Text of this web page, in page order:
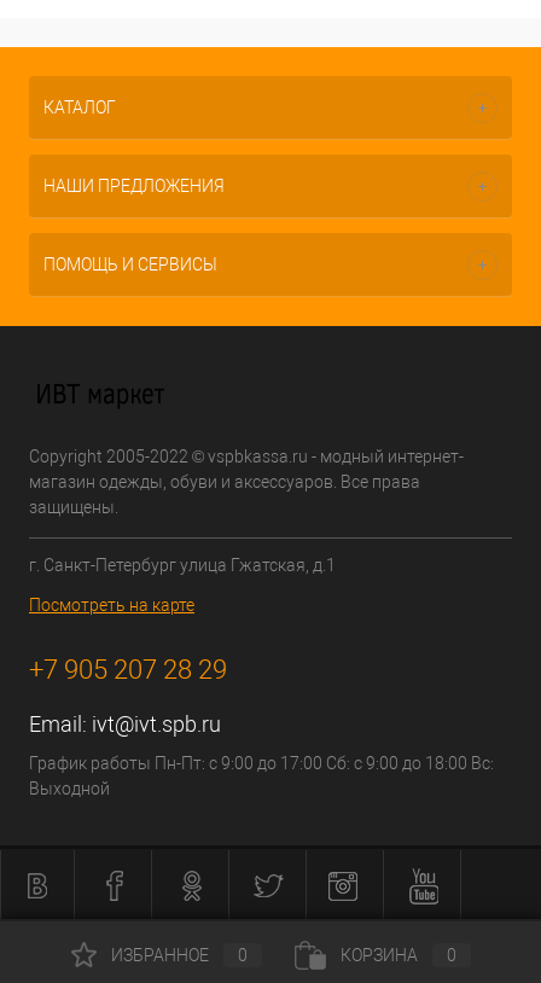
КАТАЛОГ
НАШИ ПРЕДЛОЖЕНИЯ
ПОМОЩЬ И СЕРВИСЫ
Copyright 2005-2022 © vspbkassa.ru - модный интернет-
магазин одежды, обуви и аксессуаров. Все права
защищены.
г. Санкт-Петербург улица Гжатская, д.1
Посмотреть на карте
+7 905 207 28 29
Email: ivt@ivt.spb.ru
График работы Пн-Пт: с 9:00 до 17:00 Сб: с 9:00 до 18:00 Вс:
Выходной
ИЗБРАННОЕ 0 КОРЗИНА 0